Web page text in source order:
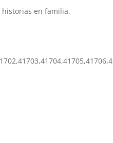
historias en familia.